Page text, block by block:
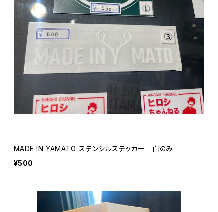
MADE IN YAMATO ステンシルステッカー 白のみ
¥500